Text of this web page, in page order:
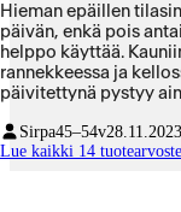
Hieman epäillen
päivän, enkä pois
helppo käyttää.
rannekkeessa ja
päivitettynä pystyy
Sirpa45–54v28.11.2023
Lue kaikki 14